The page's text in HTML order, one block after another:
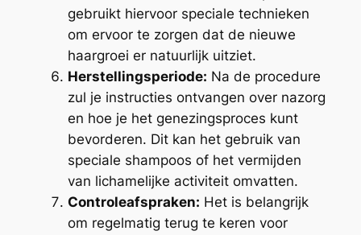
gebruikt hiervoor speciale technieken
om ervoor te zorgen dat de nieuwe
haargroei er natuurlijk uitziet.
Herstellingsperiode: Na de procedure
zul je instructies ontvangen over nazorg
en hoe je het genezingsproces kunt
bevorderen. Dit kan het gebruik van
speciale shampoos of het vermijden
van lichamelijke activiteit omvatten.
Controleafspraken: Het is belangrijk
om regelmatig terug te keren voor